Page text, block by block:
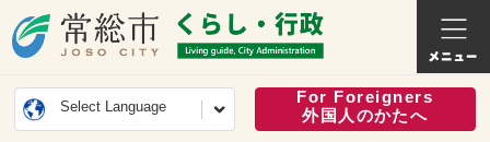
常総市公式ホームページ
くらし
Select Language
For Foreigners
外国人のかたへ